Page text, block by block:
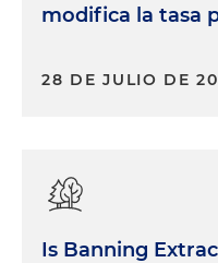
modifica la tasa
28 DE JULIO DE
Is Banning